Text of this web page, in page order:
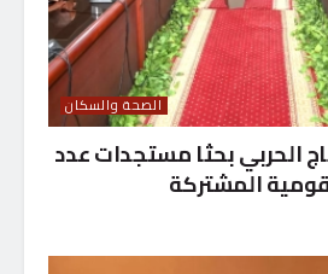
الصحة والسكان
الحربي بحثا مستجدات عدد
المشتركة